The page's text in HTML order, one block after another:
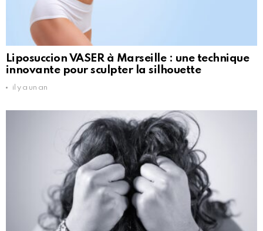
Liposuccion VASER à Marseille : une technique
innovante pour sculpter la silhouette
il y a un an